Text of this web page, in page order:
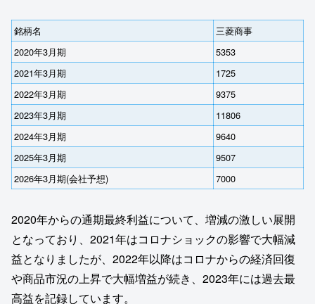
銘柄名
三菱商事
2020年3月期
5353
2021年3月期
1725
2022年3月期
9375
2023年3月期
11806
2024年3月期
9640
2025年3月期
9507
2026年3月期(会社予想)
7000
2020年からの通期最終利益について、増減の激しい展開
となっており、2021年はコロナショックの影響で大幅減
益となりましたが、2022年以降はコロナからの経済回復
や商品市況の上昇で大幅増益が続き、2023年には過去最
高益を記録しています。